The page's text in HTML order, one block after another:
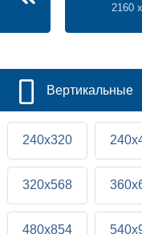
2160
Вертикальные
240x320
320x568
480x854